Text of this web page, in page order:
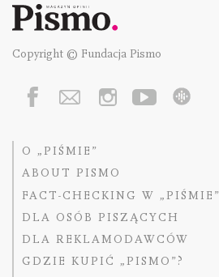
Copyright © Fundacja Pismo
O „PIŚMIE”
ABOUT PISMO
FACT-CHECKING W „PIŚMIE”
DLA OSÓB PISZĄCYCH
DLA REKLAMODAWCÓW
GDZIE KUPIĆ „PISMO”?